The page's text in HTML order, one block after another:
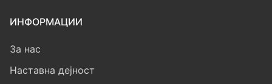
ИНФОРМАЦИИ
За нас
Наставна дејност